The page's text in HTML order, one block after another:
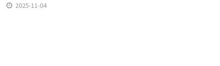
2025-11-04